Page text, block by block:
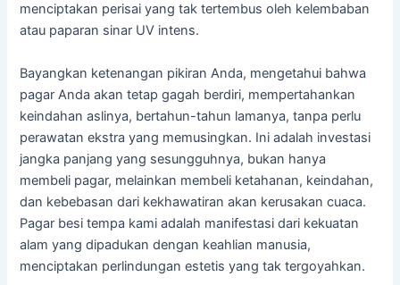
menciptakan perisai yang tak tertembus oleh kelembaban
atau paparan sinar UV intens.
Bayangkan ketenangan pikiran Anda, mengetahui bahwa
pagar Anda akan tetap gagah berdiri, mempertahankan
keindahan aslinya, bertahun-tahun lamanya, tanpa perlu
perawatan ekstra yang memusingkan. Ini adalah investasi
jangka panjang yang sesungguhnya, bukan hanya
membeli pagar, melainkan membeli ketahanan, keindahan,
dan kebebasan dari kekhawatiran akan kerusakan cuaca.
Pagar besi tempa kami adalah manifestasi dari kekuatan
alam yang dipadukan dengan keahlian manusia,
menciptakan perlindungan estetis yang tak tergoyahkan.